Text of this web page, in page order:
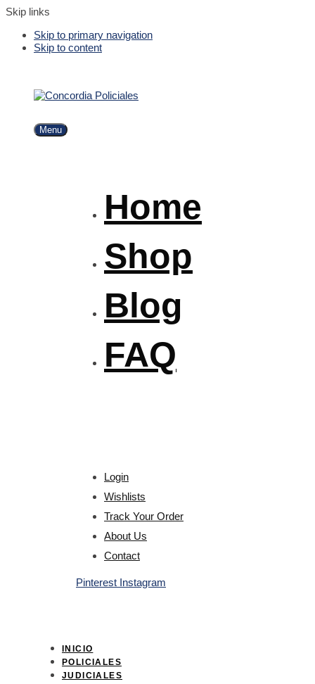
Skip links
Skip to primary navigation
Skip to content
Menu
Home
Shop
Blog
FAQ
Login
Wishlists
Track Your Order
About Us
Contact
Pinterest Instagram
INICIO
POLICIALES
JUDICIALES